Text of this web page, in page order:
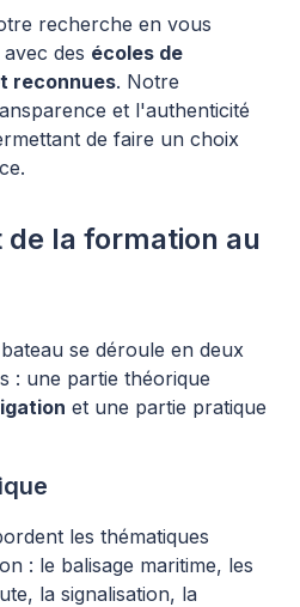
recherche en vous
des écoles de
reconnues. Notre
et l'authenticité
de faire un choix
la formation au
se déroule en deux
: une partie théorique
et une partie pratique
les thématiques
: le balisage maritime, les
la signalisation, la